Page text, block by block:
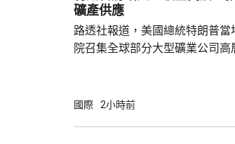
禦性質，僅承諾為防禦目的提供
針對任何國家、組織或個人，亦
礦產供應
路透社報道，美國總統特朗普當
院召集全球部分大型礦業公司高
但華府正急需關鍵礦產來補充伊
國際 2小時前